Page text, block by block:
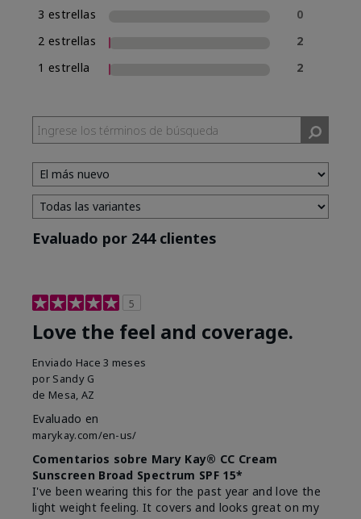
3 estrellas
0
2 estrellas
2
1 estrella
2
Evaluado por 244 clientes
5
Love the feel and coverage.
Enviado Hace 3 meses
por Sandy G
de Mesa, AZ
Evaluado en
marykay.com/en-us/
Comentarios sobre Mary Kay® CC Cream
Sunscreen Broad Spectrum SPF 15*
I've been wearing this for the past year and love the
light weight feeling. It covers and looks great on my